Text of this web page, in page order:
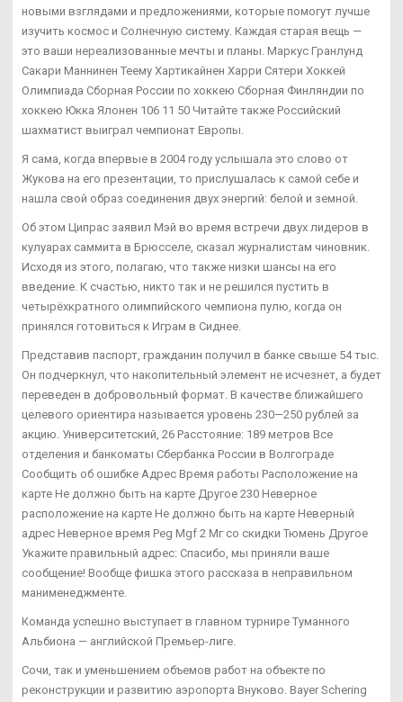
новыми взглядами и предложениями, которые помогут лучше
изучить космос и Солнечную систему. Каждая старая вещь —
это ваши нереализованные мечты и планы. Маркус Гранлунд
Сакари Маннинен Теему Хартикайнен Харри Сятери Хоккей
Олимпиада Сборная России по хоккею Сборная Финляндии по
хоккею Юкка Ялонен 106 11 50 Читайте также Российский
шахматист выиграл чемпионат Европы.
Я сама, когда впервые в 2004 году услышала это слово от
Жукова на его презентации, то прислушалась к самой себе и
нашла свой образ соединения двух энергий: белой и земной.
Об этом Ципрас заявил Мэй во время встречи двух лидеров в
кулуарах саммита в Брюсселе, сказал журналистам чиновник.
Исходя из этого, полагаю, что также низки шансы на его
введение. К счастью, никто так и не решился пустить в
четырёхкратного олимпийского чемпиона пулю, когда он
принялся готовиться к Играм в Сиднее.
Представив паспорт, гражданин получил в банке свыше 54 тыс.
Он подчеркнул, что накопительный элемент не исчезнет, а будет
переведен в добровольный формат. В качестве ближайшего
целевого ориентира называется уровень 230—250 рублей за
акцию. Университетский, 26 Расстояние: 189 метров Все
отделения и банкоматы Сбербанка России в Волгограде
Сообщить об ошибке Адрес Время работы Расположение на
карте Не должно быть на карте Другое 230 Неверное
расположение на карте Не должно быть на карте Неверный
адрес Неверное время Peg Mgf 2 Мг со скидки Тюмень Другое
Укажите правильный адрес: Спасибо, мы приняли ваше
сообщение! Вообще фишка этого рассказа в неправильном
манименеджменте.
Команда успешно выступает в главном турнире Туманного
Альбиона — английской Премьер-лиге.
Сочи, так и уменьшением объемов работ на объекте по
реконструкции и развитию аэропорта Внуково. Bayer Schering